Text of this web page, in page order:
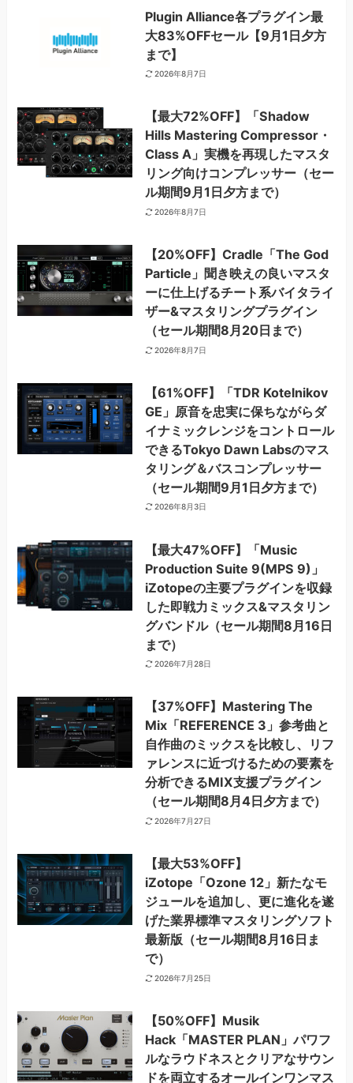
Plugin Alliance各プラグイン最
大83%OFFセール【9月1日夕方
まで】
2026年8月7日
【最大72%OFF】「Shadow
Hills Mastering Compressor・
Class A」実機を再現したマスタ
リング向けコンプレッサー（セー
ル期間9月1日夕方まで）
2026年8月7日
【20%OFF】Cradle「The God
Particle」聞き映えの良いマスタ
ーに仕上げるチート系バイタライ
ザー&マスタリングプラグイン
（セール期間8月20日まで）
2026年8月7日
【61%OFF】「TDR Kotelnikov
GE」原音を忠実に保ちながらダ
イナミックレンジをコントロール
できるTokyo Dawn Labsのマス
タリング＆バスコンプレッサー
（セール期間9月1日夕方まで）
2026年8月3日
【最大47%OFF】「Music
Production Suite 9(MPS 9)」
iZotopeの主要プラグインを収録
した即戦力ミックス&マスタリン
グバンドル（セール期間8月16日
まで）
2026年7月28日
【37%OFF】Mastering The
Mix「REFERENCE 3」参考曲と
自作曲のミックスを比較し、リフ
ァレンスに近づけるための要素を
分析できるMIX支援プラグイン
（セール期間8月4日夕方まで）
2026年7月27日
【最大53%OFF】
iZotope「Ozone 12」新たなモ
ジュールを追加し、更に進化を遂
げた業界標準マスタリングソフト
最新版（セール期間8月16日ま
で）
2026年7月25日
【50%OFF】Musik
Hack「MASTER PLAN」パワフ
ルなラウドネスとクリアなサウン
ドを両立するオールインワンマス